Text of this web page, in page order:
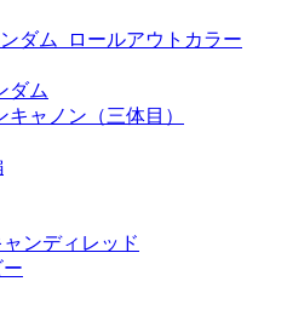
ダム_ロールアウトカラー
ダム
ャノン（三体目）
ンディレッド